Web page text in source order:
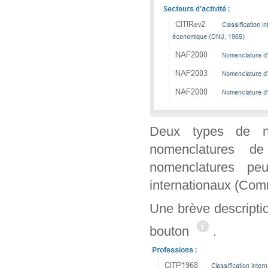
Deux types de
nomenclatures
nomenclatures
internationaux
Une brève
bouton
.